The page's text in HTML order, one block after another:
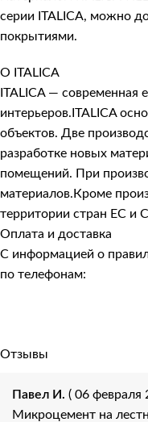
серии ITALICA, можно
покрытиями.
О ITALICA
ITALICA — современная
интерьеров.ITALICA
объектов. Две
разработке новых
помещений. При
материалов.Кроме
территории стран ЕС и
Оплата и доставка
С информацией о
по телефонам:
Отзывы
Павел И. ( 06 февраля
Микроцемент на